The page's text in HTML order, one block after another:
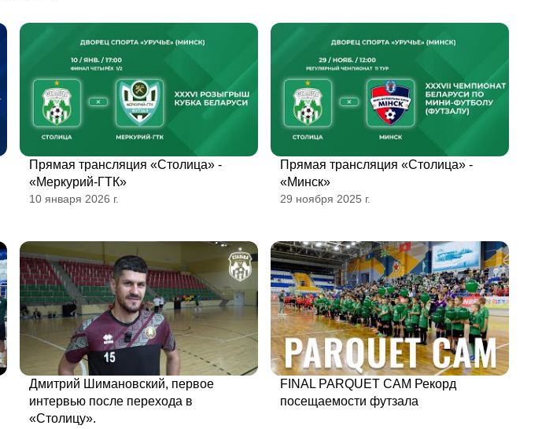
Прямая трансляция «Столица» -
«Меркурий-ГТК»
10 января 2026 г.
Прямая трансляция «Столица» -
«Минск»
29 ноября 2025 г.
Дмитрий Шимановский, первое
интервью после перехода в
«Столицу».
FINAL PARQUET CAM Рекорд
посещаемости футзала